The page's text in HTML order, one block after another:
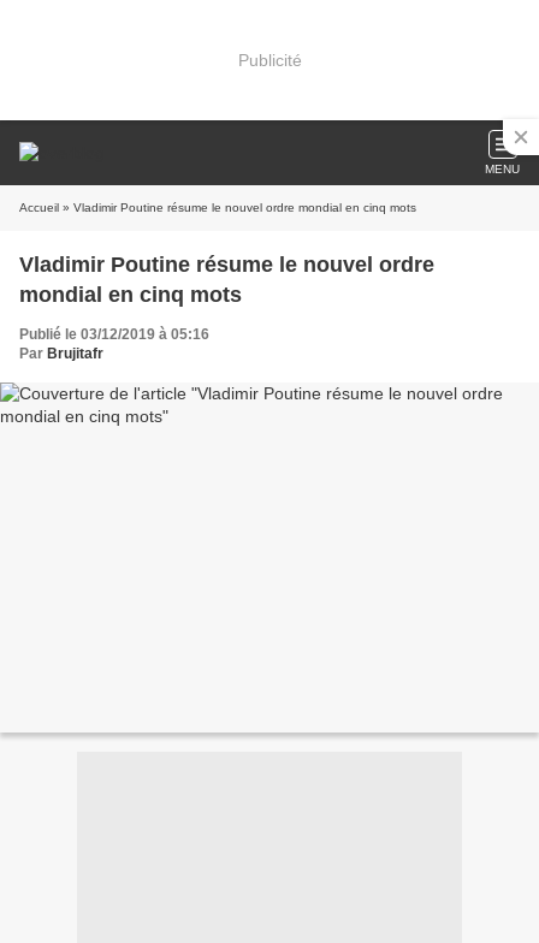
Publicité
MENU
Accueil » Vladimir Poutine résume le nouvel ordre mondial en cinq mots
Vladimir Poutine résume le nouvel ordre
mondial en cinq mots
Publié le 03/12/2019 à 05:16
Par Brujitafr